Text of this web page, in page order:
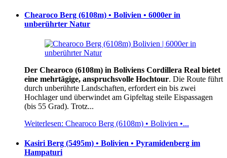
Chearoco Berg (6108m) • Bolivien • 6000er in
unberührter Natur
Der Chearoco (6108m) in Boliviens Cordillera Real bietet
eine mehrtägige, anspruchsvolle Hochtour. Die Route führt
durch unberührte Landschaften, erfordert ein bis zwei
Hochlager und überwindet am Gipfeltag steile Eispassagen
(bis 55 Grad). Trotz...
Weiterlesen: Chearoco Berg (6108m) • Bolivien •...
Kasiri Berg (5495m) • Bolivien • Pyramidenberg im
Hampaturi